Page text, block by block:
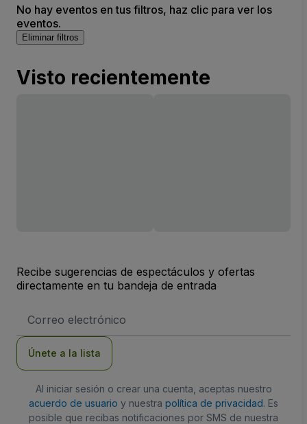
No hay eventos en tus filtros, haz clic para ver los
eventos.
Eliminar filtros
Visto recientemente
Recibe sugerencias de espectáculos y ofertas
directamente en tu bandeja de entrada
de
Únete a la lista
Al iniciar sesión o crear una cuenta, aceptas nuestro
acuerdo de usuario y nuestra política de privacidad. Es
posible que recibas notificaciones por SMS de nuestra